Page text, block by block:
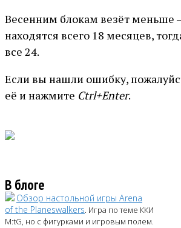
Весенним блокам везёт меньше
находятся всего 18 месяцев,
все 24.
Если вы нашли ошибку,
её и нажмите Ctrl+Enter.
В блоге
Обзор настольной игры Arena
of the Planeswalkers. Игра по теме ККИ
M:tG, но с фигурками и игровым полем.